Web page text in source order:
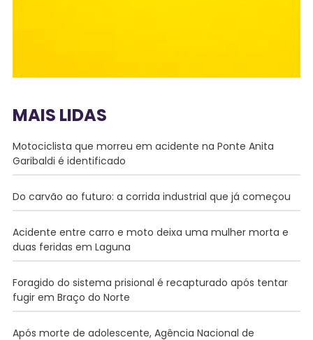
MAIS LIDAS
Motociclista que morreu em acidente na Ponte Anita
Garibaldi é identificado
Do carvão ao futuro: a corrida industrial que já começou
Acidente entre carro e moto deixa uma mulher morta e
duas feridas em Laguna
Foragido do sistema prisional é recapturado após tentar
fugir em Braço do Norte
Após morte de adolescente, Agência Nacional de